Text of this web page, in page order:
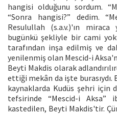
hangisi olduğunu sordum.
“Sonra hangisi?” dedim.
Resulullah (s.a.v.)'ın
bugünkü şekliyle bir cami
tarafından inşa edilmiş ve
yenilenmiş olan Mescid-i
Beyti Makdis olarak
ettiği mekân da işte
kaynaklarda Kudüs şehri için
tefsirinde “Mescid-i Aksa”
kastedilen, Beyti Makdis'tir.